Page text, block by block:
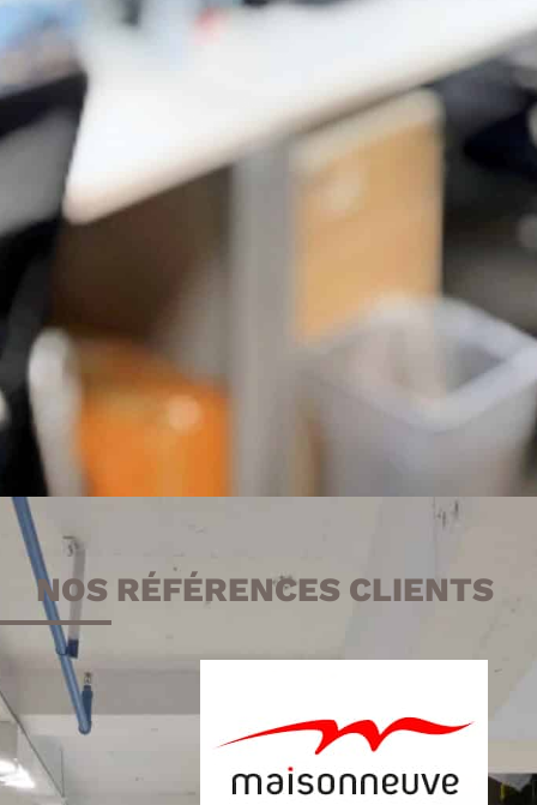
2 plateformes
d’approvisionnement
NOS RÉFÉRENCES CLIENTS